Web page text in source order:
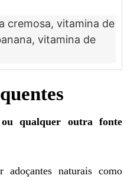
cremosa, vitamina de
vitamina de
qualquer outra fonte
naturais como